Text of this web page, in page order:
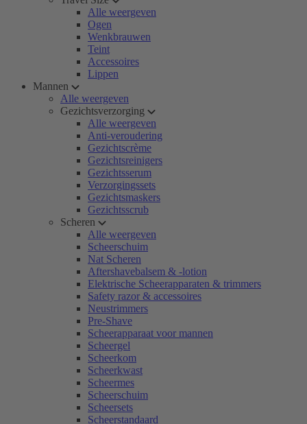
Alle weergeven
Ogen
Wenkbrauwen
Teint
Accessoires
Lippen
Mannen
Alle weergeven
Gezichtsverzorging
Alle weergeven
Anti-veroudering
Gezichtscrème
Gezichtsreinigers
Gezichtsserum
Verzorgingssets
Gezichtsmaskers
Gezichtsscrub
Scheren
Alle weergeven
Scheerschuim
Nat Scheren
Aftershavebalsem & -lotion
Elektrische Scheerapparaten & trimmers
Safety razor & accessoires
Neustrimmers
Pre-Shave
Scheerapparaat voor mannen
Scheergel
Scheerkom
Scheerkwast
Scheermes
Scheerschuim
Scheersets
Scheerstandaard